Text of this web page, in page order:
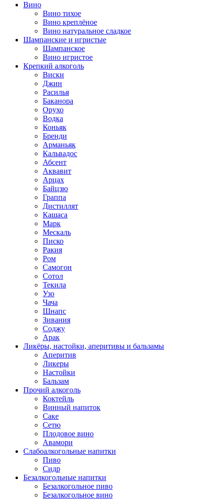
Вино
Вино тихое
Вино креплёное
Вино натуральное сладкое
Шампанские и игристые
Шампанское
Вино игристое
Крепкий алкоголь
Виски
Джин
Расилья
Баканора
Орухо
Водка
Коньяк
Бренди
Арманьяк
Кальвадос
Абсент
Аквавит
Арцах
Байцзю
Граппа
Дистиллят
Кашаса
Марк
Мескаль
Писко
Ракия
Ром
Самогон
Сотол
Текила
Узо
Чача
Шнапс
Зивания
Соджу
Арак
Ликёры, настойки, аперитивы и бальзамы
Аперитив
Ликеры
Настойки
Бальзам
Прочий алкоголь
Коктейль
Винный напиток
Саке
Сетю
Плодовое вино
Авамори
Слабоалкогольные напитки
Пиво
Сидр
Безалкогольные напитки
Безалкогольное пиво
Безалкогольное вино